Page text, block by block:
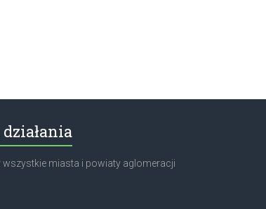
wszystkie miasta i powiaty aglomeracji